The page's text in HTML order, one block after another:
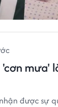
mưa'
được sự